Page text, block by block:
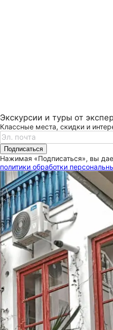
Экскурсии и туры от
Классные места, скидки и
Подписаться
Нажимая «Подписаться», вы
политики обработки